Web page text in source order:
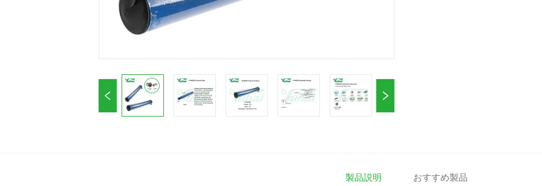
製品説明 おすすめ製品